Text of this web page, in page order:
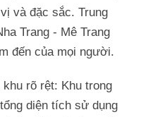
và đặc sắc. Trung
Trang - Mê Trang
đến của mọi người.
rõ rệt: Khu trong
diện tích sử dụng